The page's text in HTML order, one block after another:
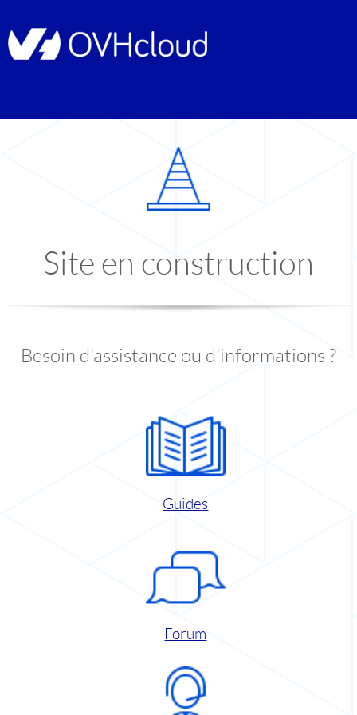
Site en construction
Besoin d'assistance ou d'informations ?
Guides
Forum